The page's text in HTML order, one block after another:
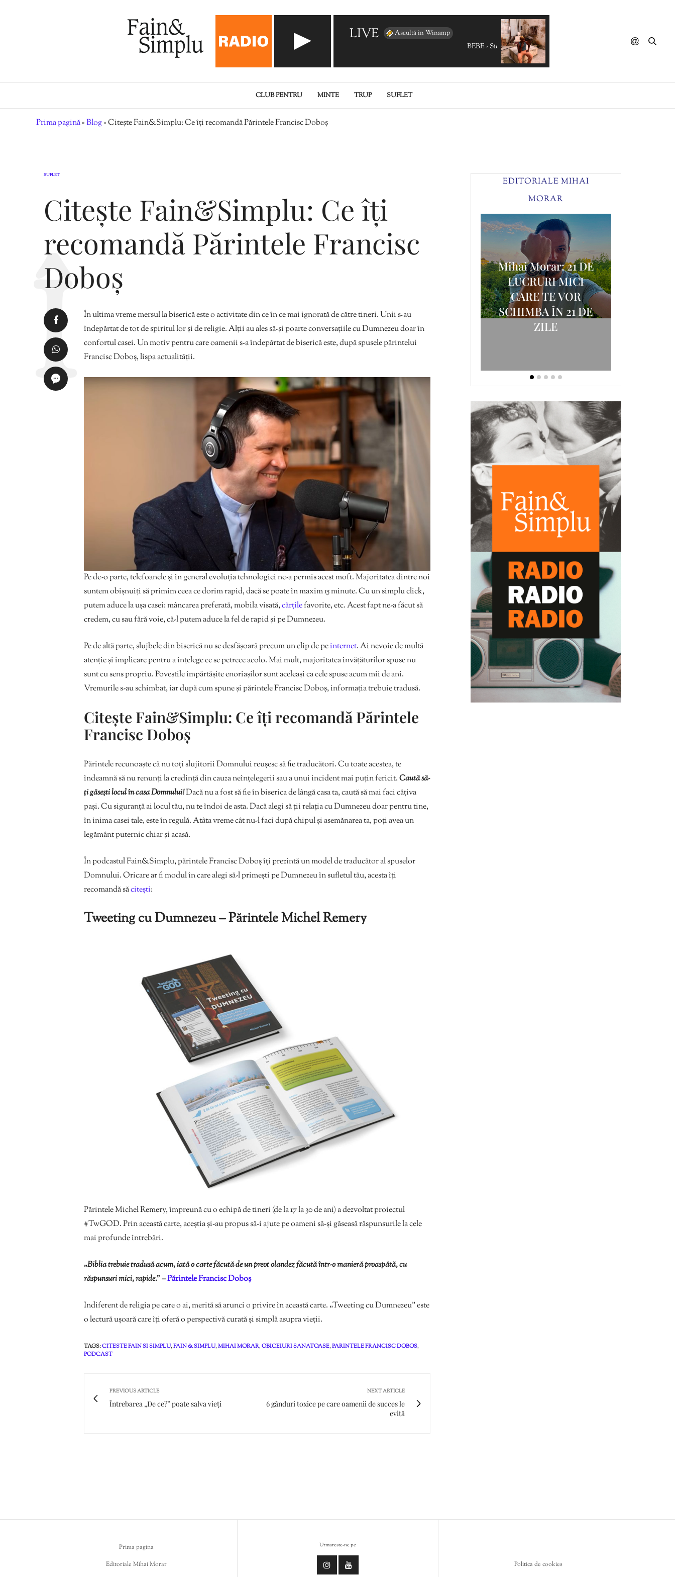
LIVE Ascultă în Winamp
BEBE - Siempre Me Quedera (Ogun Dalka Remix)
CLUB PENTRU MINTE TRUP SUFLET
Prima pagină»Blog»Citește Fain&Simplu: Ce îți recomandă Părintele Francisc Doboș
SUFLET
Citește Fain&Simplu: Ce îți
recomandă Părintele Francisc
Doboș
În ultima vreme mersul la biserică este o activitate din ce în ce mai ignorată de către tineri. Unii s-au
îndepărtat de tot de spiritul lor și de religie. Alții au ales să-și poarte conversațiile cu Dumnezeu doar în
confortul casei. Un motiv pentru care oamenii s-a îndepărtat de biserică este, după spusele părintelui
Francisc Doboș, lispa actualității.
Pe de-o parte, telefoanele și în general evoluția tehnologiei ne-a permis acest moft. Majoritatea dintre noi
suntem obișnuiți să primim ceea ce dorim rapid, dacă se poate în maxim 15 minute. Cu un simplu click,
putem aduce la ușa casei: mâncarea preferată, mobila visată,cărțilefavorite, etc. Acest fapt ne-a făcut să
credem, cu sau fără voie, că-l putem aduce la fel de rapid și pe Dumnezeu.
Pe de altă parte, slujbele din biserică nu se desfășoară precum un clip de peinternet. Ai nevoie de multă
atenție și implicare pentru a înțelege ce se petrece acolo. Mai mult, majoritatea învățăturilor spuse nu
sunt cu sens propriu. Poveștile împărtășite enoriașilor sunt aceleași ca cele spuse acum mii de ani.
Vremurile s-au schimbat, iar după cum spune și părintele Francisc Doboș, informația trebuie tradusă.
Citește Fain&Simplu: Ce îți recomandă Părintele
Francisc Doboș
Părintele recunoaște că nu toți slujitorii Domnului reușesc să fie traducători. Cu toate acestea, te
îndeamnă să nu renunți la credință din cauza neînțelegerii sau a unui incident mai puțin fericit.Caută să-
ți găsești locul în casa Domnului!Dacă nu a fost să fie în biserica de lângă casa ta, caută să mai faci câțiva
pași. Cu siguranță ai locul tău, nu te îndoi de asta. Dacă alegi să ții relația cu Dumnezeu doar pentru tine,
în inima casei tale, este în regulă. Atâta vreme cât nu-l faci după chipul și asemănarea ta, poți avea un
legământ puternic chiar și acasă.
În podcastul Fain&Simplu, părintele Francisc Doboș îți prezintă un model de traducător al spuselor
Domnului. Oricare ar fi modul în care alegi să-l primești pe Dumnezeu în sufletul tău, acesta îți
recomandă săcitești:
Tweeting cu Dumnezeu – Părintele Michel Remery
Părintele Michel Remery, împreună cu o echipă de tineri (de la 17 la 30 de ani) a dezvoltat proiectul
#TwGOD. Prin această carte, aceștia și-au propus să-i ajute pe oameni să-și găseasă răspunsurile la cele
mai profunde întrebări.
„Biblia trebuie tradusă acum, iată o carte făcută de un preot olandez făcută într-o manieră proaspătă, cu
răspunsuri mici, rapide.” –Părintele Francisc Doboș
Indiferent de religia pe care o ai, merită să arunci o privire în această carte. „Tweeting cu Dumnezeu” este
o lectură ușoară care îți oferă o perspectivă curată și simplă asupra vieții.
TAGS:CITESTE FAIN SI SIMPLU,FAIN & SIMPLU,MIHAI MORAR,OBICEIURI SANATOASE,PARINTELE FRANCISC DOBOS,
PODCAST
PREVIOUS ARTICLE
Întrebarea „De ce?” poate salva vieți
NEXT ARTICLE
6 gânduri toxice pe care oamenii de succes le
evită
EDITORIALE MIHAI
MORAR
FRUMOS
Mihai Morar: 21 DE
LUCRURI MICI
CARE TE VOR
SCHIMBA ÎN 21 DE
ZILE
Prima pagina
Editoriale Mihai Morar
Urmareste-ne pe
Politica de cookies